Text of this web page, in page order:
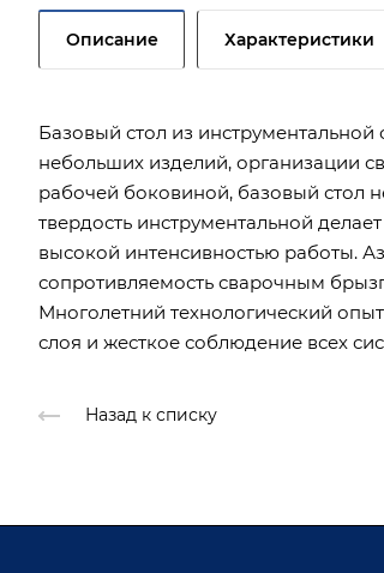
Описание Характеристики
Базовый стол из
небольших изделий, организации
рабочей боковиной, базовый стол
твердость инструментальной
высокой интенсивностью работы.
сопротивляемость сварочным
Многолетний технологический
слоя и жесткое соблюдение всех
Назад к списку